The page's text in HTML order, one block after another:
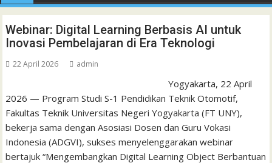
Webinar: Digital Learning Berbasis AI untuk
Inovasi Pembelajaran di Era Teknologi
22 April 2026 admin
Yogyakarta, 22 April
2026 — Program Studi S-1 Pendidikan Teknik Otomotif,
Fakultas Teknik Universitas Negeri Yogyakarta (FT UNY),
bekerja sama dengan Asosiasi Dosen dan Guru Vokasi
Indonesia (ADGVI), sukses menyelenggarakan webinar
bertajuk “Mengembangkan Digital Learning Object Berbantuan